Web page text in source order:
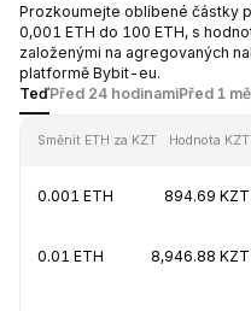
Prozkoumejte oblíbené částky
0,001 ETH do 100 ETH, s
založenými na agregovaných
platformě Bybit-eu.
TeďPřed 24 hodinamiPřed 1
Směnit ETH za KZT Hodnota KZT
0.001 ETH 894.69 KZT
0.01 ETH 8,946.88 KZT